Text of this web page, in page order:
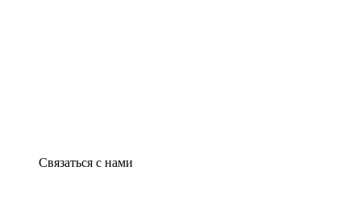
Связаться с нами